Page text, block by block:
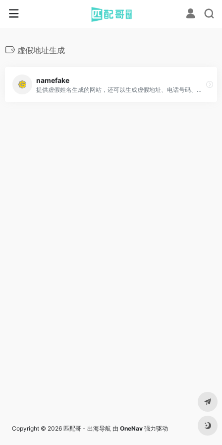
虚假地址生成
namefake
提供虚假姓名生成的网站，还可以生成虚假地址、电话号码、电子邮件地址等
Copyright © 2026 匹配哥 - 出海导航 由 OneNav 强力驱动